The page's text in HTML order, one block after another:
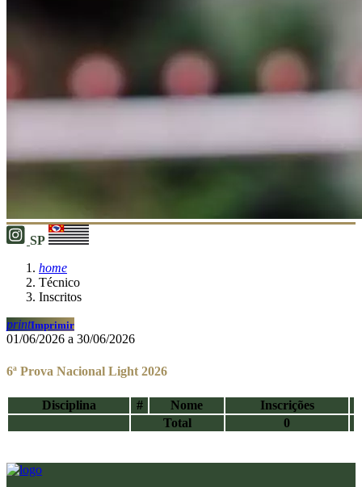
SP
home
Técnico
Inscritos
printImprimir
01/06/2026 a 30/06/2026
6ª Prova Nacional Light 2026
Disciplina # Nome
Inscrições
Total
0